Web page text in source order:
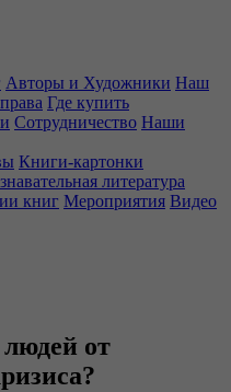
Авторы и Художники Наш
Где купить
Сотрудничество Наши
Книги-картонки
литература
книг Мероприятия Видео
от